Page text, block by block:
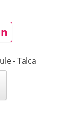
-Talca